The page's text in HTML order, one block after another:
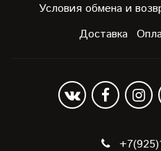
Условия обмена и
Доставка